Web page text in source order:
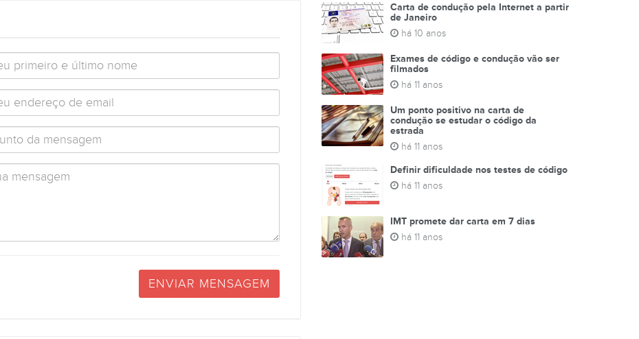
ENVIAR MENSAGEM
Carta de condução pela Internet a partir
de Janeiro
há 10 anos
Exames de código e condução vão ser
filmados
há 11 anos
Um ponto positivo na carta de
condução se estudar o código da
estrada
há 11 anos
Definir dificuldade nos testes de código
há 11 anos
IMT promete dar carta em 7 dias
há 11 anos